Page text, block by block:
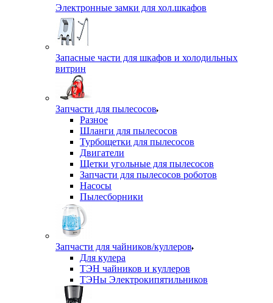
Электронные замки для хол.шкафов
Запасные части для шкафов и холодильных
витрин
Запчасти для пылесосов
Разное
Шланги для пылесосов
Турбощетки для пылесосов
Двигатели
Щетки угольные для пылесосов
Запчасти для пылесосов роботов
Насосы
Пылесборники
Запчасти для чайников/куллеров
Для кулера
ТЭН чайников и куллеров
ТЭНы Электрокипятильников